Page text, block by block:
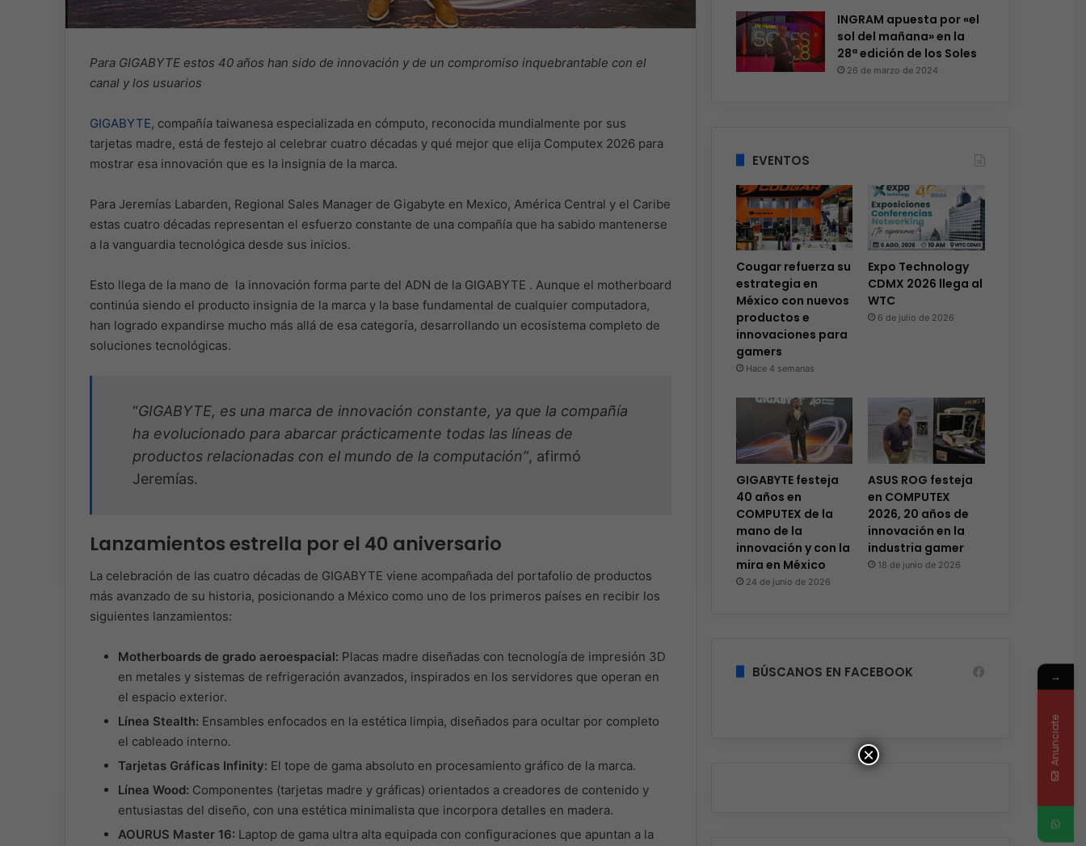
Para GIGABYTE estos 40 años han sido de innovación y de un compromiso inquebrantable con el
canal y los usuarios
GIGABYTE, compañía taiwanesa especializada en cómputo, reconocida mundialmente por sus
tarjetas madre, está de festejo al celebrar cuatro décadas y qué mejor que elija Computex 2026 para
mostrar esa innovación que es la insignia de la marca.
Para Jeremías Labarden, Regional Sales Manager de Gigabyte en Mexico, América Central y el Caribe
estas cuatro décadas representan el esfuerzo constante de una compañía que ha sabido mantenerse
a la vanguardia tecnológica desde sus inicios.
Esto llega de la mano de la innovación forma parte del ADN de la GIGABYTE . Aunque el motherboard
continúa siendo el producto insignia de la marca y la base fundamental de cualquier computadora,
han logrado expandirse mucho más allá de esa categoría, desarrollando un ecosistema completo de
soluciones tecnológicas.
“GIGABYTE, es una marca de innovación constante, ya que la compañía
ha evolucionado para abarcar prácticamente todas las líneas de
productos relacionadas con el mundo de la computación”, afirmó
Jeremías.
Lanzamientos estrella por el 40 aniversario
La celebración de las cuatro décadas de GIGABYTE viene acompañada del portafolio de productos
más avanzado de su historia, posicionando a México como uno de los primeros países en recibir los
siguientes lanzamientos:
Motherboards de grado aeroespacial: Placas madre diseñadas con tecnología de impresión 3D
en metales y sistemas de refrigeración avanzados, inspirados en los servidores que operan en
el espacio exterior.
Línea Stealth: Ensambles enfocados en la estética limpia, diseñados para ocultar por completo
el cableado interno.
Tarjetas Gráficas Infinity: El tope de gama absoluto en procesamiento gráfico de la marca.
Línea Wood: Componentes (tarjetas madre y gráficas) orientados a creadores de contenido y
entusiastas del diseño, con una estética minimalista que incorpora detalles en madera.
AOURUS Master 16: Laptop de gama ultra alta equipada con configuraciones que apuntan a la
INGRAM apuesta por «el
sol del mañana» en la
28ª edición de los Soles
26 de marzo de 2024
EVENTOS
Cougar refuerza su
estrategia en
México con nuevos
productos e
innovaciones para
gamers
Hace 4 semanas
Expo Technology
CDMX 2026 llega al
WTC
6 de julio de 2026
GIGABYTE festeja
40 años en
COMPUTEX de la
mano de la
innovación y con la
mira en México
24 de junio de 2026
ASUS ROG festeja
en COMPUTEX
2026, 20 años de
innovación en la
industria gamer
18 de junio de 2026
BÚSCANOS EN FACEBOOK
×
→
Anunciate